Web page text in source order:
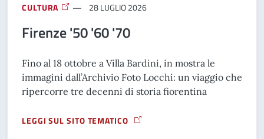
CULTURA 28 LUGLIO 2026
Firenze '50 '60 '70
Fino al 18 ottobre a Villa Bardini, in mostra le
immagini dall’Archivio Foto Locchi: un viaggio che
ripercorre tre decenni di storia fiorentina
LEGGI SUL SITO TEMATICO
A PROPOSITO DI FIRENZE &#039;50 &#039;60 &#039;70